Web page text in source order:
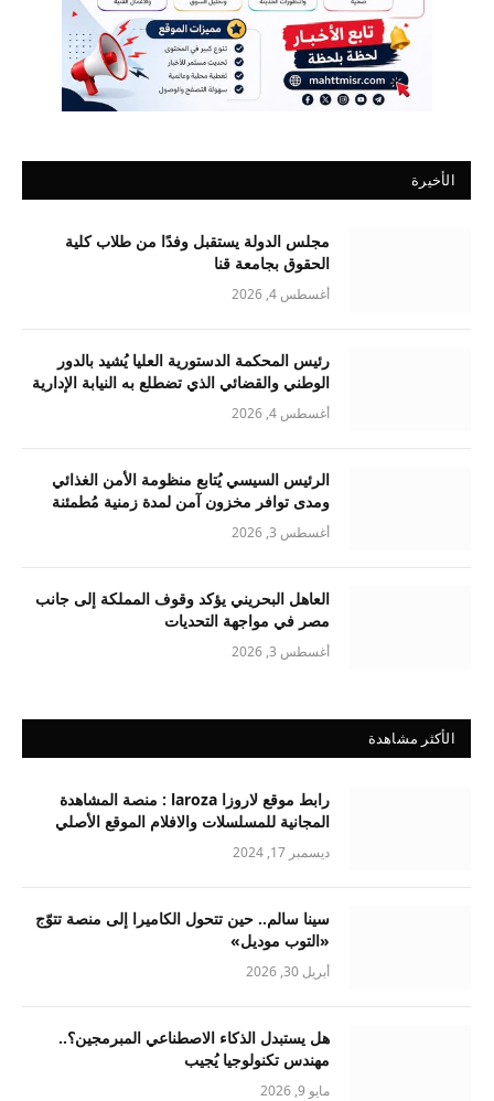
الأخيرة
مجلس الدولة يستقبل وفدًا من طلاب كلية
الحقوق بجامعة قنا
أغسطس 4, 2026
رئيس المحكمة الدستورية العليا يُشيد بالدور
الوطني والقضائي الذي تضطلع به النيابة الإدارية
أغسطس 4, 2026
الرئيس السيسي يُتابع منظومة الأمن الغذائي
ومدى توافر مخزون آمن لمدة زمنية مُطمئنة
أغسطس 3, 2026
العاهل البحريني يؤكد وقوف المملكة إلى جانب
مصر في مواجهة التحديات
أغسطس 3, 2026
الأكثر مشاهدة
رابط موقع لاروزا laroza : منصة المشاهدة
المجانية للمسلسلات والافلام الموقع الأصلي
ديسمبر 17, 2024
سينا سالم.. حين تتحول الكاميرا إلى منصة تتوّج
«التوب موديل»
أبريل 30, 2026
هل يستبدل الذكاء الاصطناعي المبرمجين؟..
مهندس تكنولوجيا يُجيب
مايو 9, 2026